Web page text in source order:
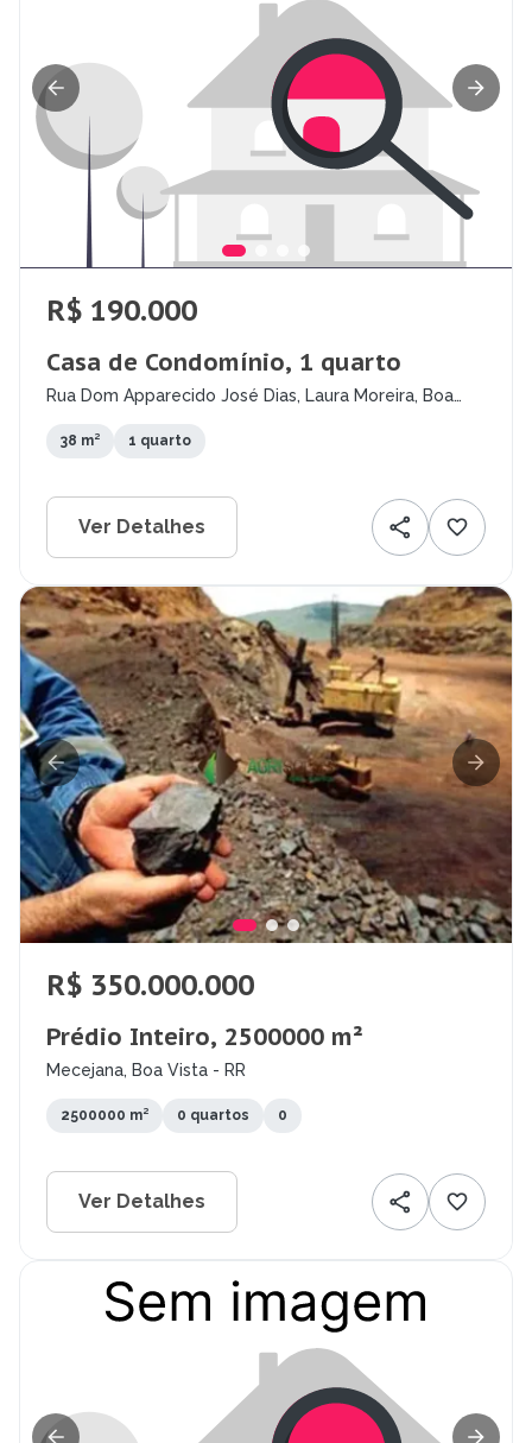
R$ 190.000
Casa de Condomínio, 1 quarto
Rua Dom Apparecido José Dias, Laura Moreira, Boa
38 m² 1 quarto
Ver Detalhes
R$ 350.000.000
Prédio Inteiro, 2500000 m²
Mecejana, Boa Vista - RR
2500000 m² 0 quartos 0
Ver Detalhes